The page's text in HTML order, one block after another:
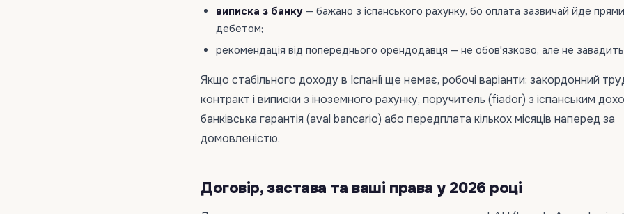
виписка з банку — бажано з іспанського рахунку, бо оплата зазвичай йде
дебетом;
рекомендація від попереднього орендодавця — не обов'язково, але не
Якщо стабільного доходу в Іспанії ще немає, робочі варіанти: закордонний
контракт і виписки з іноземного рахунку, поручитель (fiador) з іспанським
банківська гарантія (aval bancario) або передплата кількох місяців наперед за
домовленістю.
Договір, застава та ваші права у 2026 році